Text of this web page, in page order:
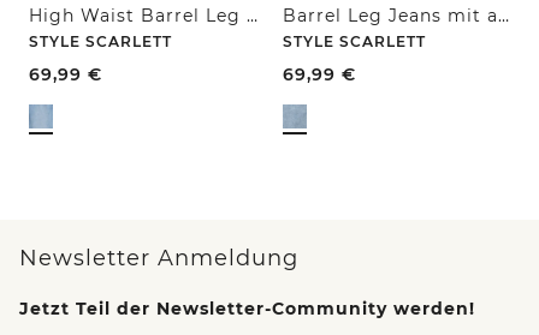
High Waist Barrel Leg Jeans im Loose Fit
STYLE SCARLETT
69,99 €
Barrel Leg Jeans mit aufgesetzten Taschen
STYLE SCARLETT
69,99 €
Newsletter Anmeldung
Jetzt Teil der Newsletter-Community werden!